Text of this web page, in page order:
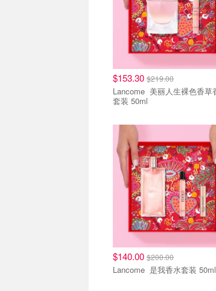
$153.30 $219.00
Lancome 美丽人生裸色香草香水
套装 50ml
清仓区
$140.00 $200.00
Lancome 是我香水套装 50ml